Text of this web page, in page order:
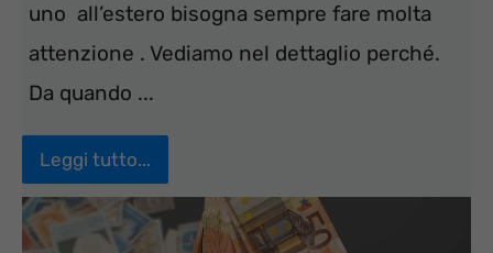
uno all’estero bisogna sempre fare molta
attenzione . Vediamo nel dettaglio perché.
Da quando ...
Leggi tutto...